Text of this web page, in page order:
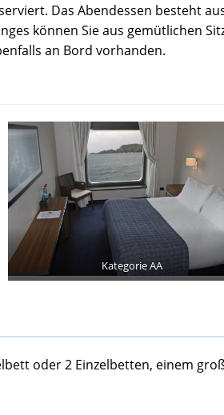
Das Abendessen besteht
können Sie aus gemütlichen
an Bord vorhanden.
Kategorie AA
oder 2 Einzelbetten, einem